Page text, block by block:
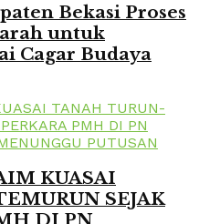
Bekasi Proses
untuk
Cagar Budaya
KUASAI
SEJAK